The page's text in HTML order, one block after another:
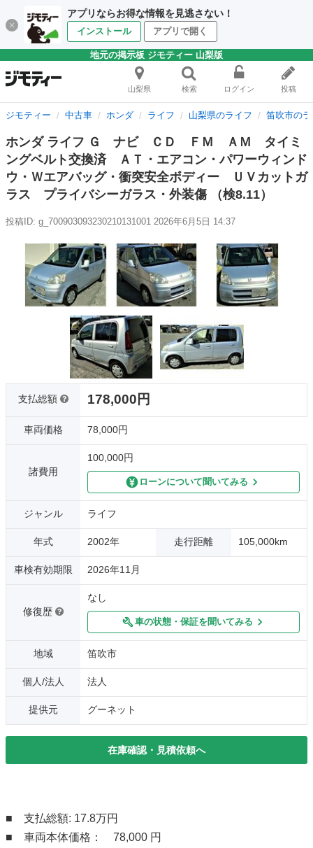
アプリならお得な情報を見逃さない！
インストール アプリで開く
地元の掲示板 ジモティー 山梨版
山梨県 検索 ログイン 投稿
ジモティー 中古車 ホンダ ライフ 山梨県のライフ 笛吹市の
ホンダ ライフ Ｇ ナビ ＣＤ ＦＭ ＡＭ タイミ
ングベルト交換済 ＡＴ・エアコン・パワーウィンド
ウ・Ｗエアバッグ・衝突安全ボディー ＵＶカットガ
ラス プライバシーガラス・外装傷 （検8.11）
投稿ID: g_700903093230210131001 2026年6月5日 14:37
支払総額 178,000円
車両価格 78,000円
諸費用
100,000円
ローンについて聞いてみる
ジャンル ライフ
年式 2002年 走行距離 105,000km
車検有効期限 2026年11月
修復歴
なし
車の状態・保証を聞いてみる
地域 笛吹市
個人/法人 法人
提供元 グーネット
在庫確認・見積依頼へ
■ 支払総額: 17.8万円
■ 車両本体価格： 78,000 円